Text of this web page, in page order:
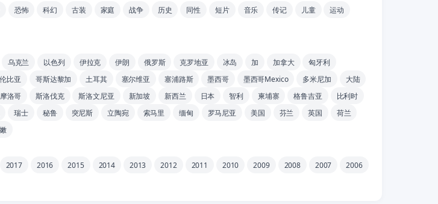
恐怖 科幻 古装 家庭 战争 历史 同性 短片 音乐 传记 儿童
运动
乌克兰 以色列 伊拉克 伊朗 俄罗斯 克罗地亚 冰岛 加 加拿大
匈牙利
比亚 哥斯达黎加 土耳其 塞尔维亚 塞浦路斯 墨西哥 墨西哥Mexico 多米尼加
大陆
摩洛哥 斯洛伐克 斯洛文尼亚 新加坡 新西兰 日本 智利 柬埔寨 格鲁吉亚
比利时
瑞士 秘鲁 突尼斯 立陶宛 索马里 缅甸 罗马尼亚 美国 芬兰 英国
荷兰
2017 2016 2015 2014 2013 2012 2011 2010 2009 2008 2007
2006